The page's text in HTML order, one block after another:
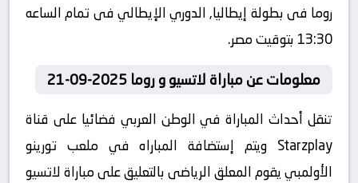
روما فى بطولة إيطاليا, الدوري الإيطالي فى تمام الساعه
13:30 بتوقيت مصر.
معلومات عن مباراة لاتسيو و روما 2025-09-21
تنقل أحداث المباراة في الوطن العربي فضائيا على قناة
Starzplay ويتم إستضافة المباراه في ملعب تورينو
الأولمبي يقوم المعلق الرياضى بالتعليق على مباراة لاتسيو